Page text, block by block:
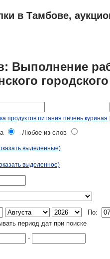
в Тамбове,
Выполнение
продуктов питания печень куриная
Любое из слов
выделенные)
выделенное)
По:
период дат при поиске
-